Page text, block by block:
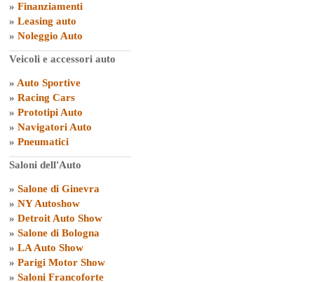
» Finanziamenti
» Leasing auto
» Noleggio Auto
Veicoli e accessori auto
» Auto Sportive
» Racing Cars
» Prototipi Auto
» Navigatori Auto
» Pneumatici
Saloni dell'Auto
» Salone di Ginevra
» NY Autoshow
» Detroit Auto Show
» Salone di Bologna
» LA Auto Show
» Parigi Motor Show
» Saloni Francoforte